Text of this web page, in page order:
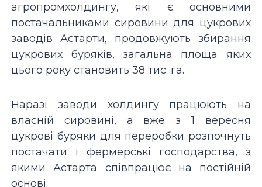
агропромхолдингу, які є основними
постачальниками сировини для цукрових
заводів Астарти, продовжують збирання
цукрових буряків, загальна площа яких
цього року становить 38 тис. га.
Наразі заводи холдингу працюють на
власній сировині, а вже з 1 вересня
цукрові буряки для переробки розпочнуть
постачати і фермерські господарства, з
якими Астарта співпрацює на постійній
основі.